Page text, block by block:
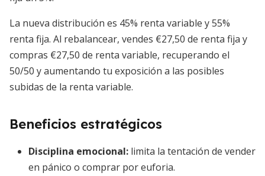
La nueva distribución es 45% renta variable y 55%
renta fija. Al rebalancear, vendes €27,50 de renta fija y
compras €27,50 de renta variable, recuperando el
50/50 y aumentando tu exposición a las posibles
subidas de la renta variable.
Beneficios estratégicos
Disciplina emocional: limita la tentación de vender
en pánico o comprar por euforia.